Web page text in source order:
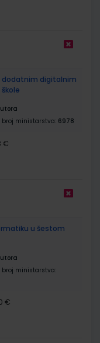
dodatnim digitalnim
broj ministarstva: 6978
€
u šestom
broj ministarstva:
€